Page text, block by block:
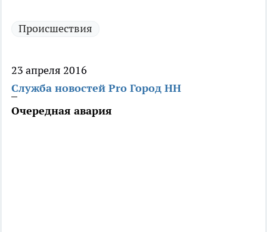
Происшествия
23 апреля 2016
Служба новостей Pro Город НН
Очередная авария